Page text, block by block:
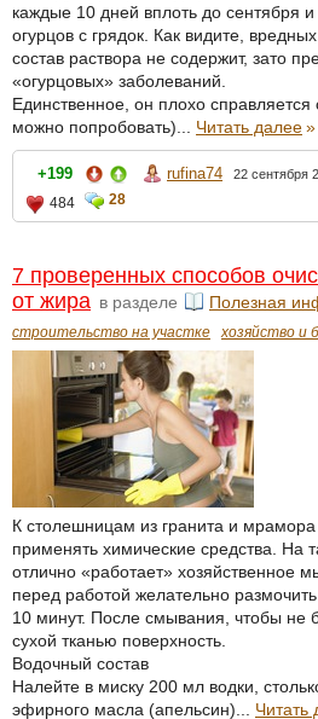
каждые 10 дней вплоть до сентября
огурцов с грядок. Как видите,
состав раствора не содержит, зато
«огурцовых» заболеваний.
Единственное, он плохо
можно попробовать)... Читать далее»
+199 rufina74 22 сентября
484
28
7 проверенных способов
от жира в разделе Полезная
строительство на участке хозяйство и
К столешницам из гранита и
применять химические средства. На
отлично «работает» хозяйственное
перед работой желательно
10 минут. После смывания, чтобы не
сухой тканью поверхность.
Водочный состав
Налейте в миску 200 мл водки,
эфирного масла (апельсин)... Читать